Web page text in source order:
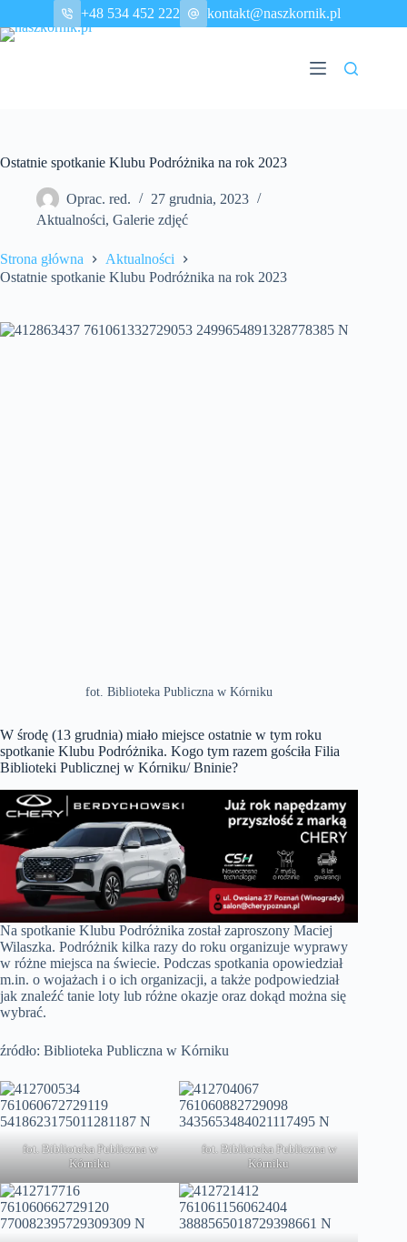
treści
+48 534 452 222 kontakt@naszkornik.pl
Ostatnie spotkanie Klubu Podróżnika na rok 2023
Oprac. red.
27 grudnia, 2023
Aktualności, Galerie zdjęć
Strona główna
Aktualności
Ostatnie spotkanie Klubu Podróżnika na rok 2023
fot. Biblioteka Publiczna w Kórniku
W środę (13 grudnia) miało miejsce ostatnie w tym roku
spotkanie Klubu Podróżnika. Kogo tym razem gościła Filia
Biblioteki Publicznej w Kórniku/ Bninie?
Na spotkanie Klubu Podróżnika został zaproszony Maciej
Wilaszka. Podróżnik kilka razy do roku organizuje wyprawy
w różne miejsca na świecie. Podczas spotkania opowiedział
m.in. o wojażach i o ich organizacji, a także podpowiedział
jak znaleźć tanie loty lub różne okazje oraz dokąd można się
wybrać.
źródło: Biblioteka Publiczna w Kórniku
fot. Biblioteka Publiczna w
Kórniku
fot. Biblioteka Publiczna w
Kórniku